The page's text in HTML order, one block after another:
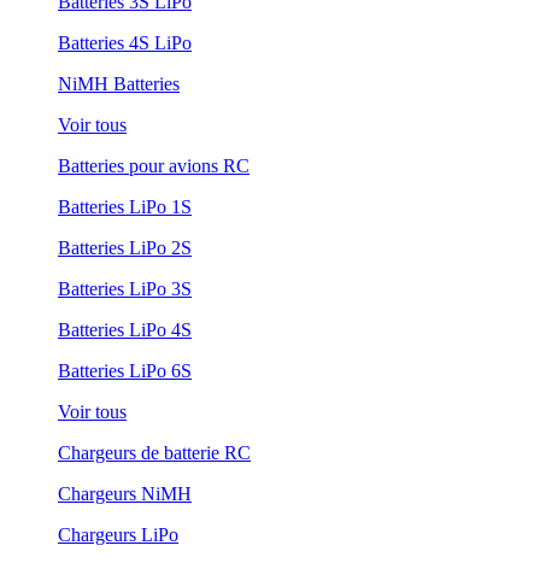
Batteries 4S LiPo
NiMH Batteries
Voir tous
Batteries pour avions RC
Batteries LiPo 1S
Batteries LiPo 2S
Batteries LiPo 3S
Batteries LiPo 4S
Batteries LiPo 6S
Voir tous
Chargeurs de batterie RC
Chargeurs NiMH
Chargeurs LiPo